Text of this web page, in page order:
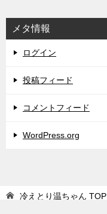
メタ情報
ログイン
投稿フィード
コメントフィード
WordPress.org
冷えとり温ちゃん TOP